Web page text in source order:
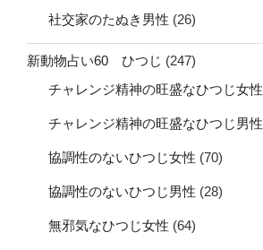
社交家のたぬき男性 (26)
新動物占い60 ひつじ (247)
チャレンジ精神の旺盛なひつじ女性
チャレンジ精神の旺盛なひつじ男性
協調性のないひつじ女性 (70)
協調性のないひつじ男性 (28)
無邪気なひつじ女性 (64)